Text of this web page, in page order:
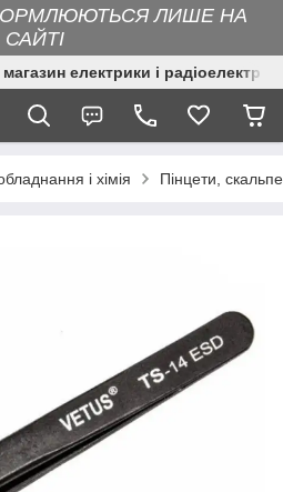
ЛИШЕ НА
САЙТІ
електрики і
і хімія Пінцети,